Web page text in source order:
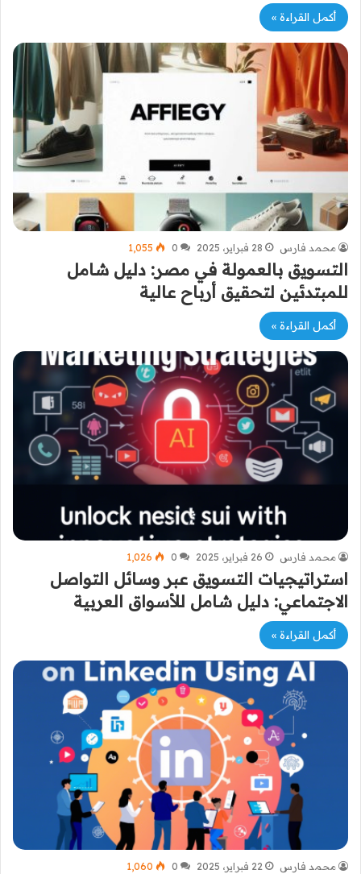
أكمل القراءة »
محمد فارس 28 فبراير، 2025 0 1٬055
التسويق بالعمولة في مصر: دليل شامل
للمبتدئين لتحقيق أرباح عالية
أكمل القراءة »
محمد فارس 26 فبراير، 2025 0 1٬026
استراتيجيات التسويق عبر وسائل التواصل
الاجتماعي: دليل شامل للأسواق العربية
أكمل القراءة »
محمد فارس 22 فبراير، 2025 0 1٬060